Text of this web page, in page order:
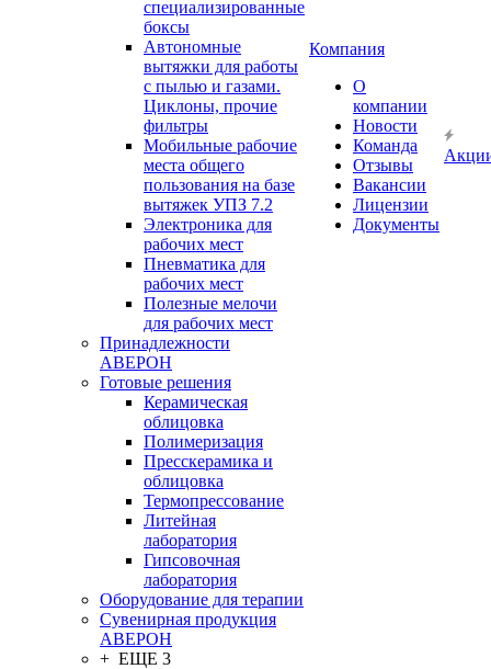
специализированные
боксы
Автономные
вытяжки для работы
с пылью и газами.
Циклоны, прочие
фильтры
Мобильные рабочие
места общего
пользования на базе
вытяжек УПЗ 7.2
Электроника для
рабочих мест
Пневматика для
рабочих мест
Полезные мелочи
для рабочих мест
Принадлежности
АВЕРОН
Готовые решения
Керамическая
облицовка
Полимеризация
Пресскерамика и
облицовка
Термопрессование
Литейная
лаборатория
Гипсовочная
лаборатория
Оборудование для терапии
Сувенирная продукция
АВЕРОН
+ ЕЩЕ 3
Компания
О
компании
Новости
Команда
Отзывы
Вакансии
Лицензии
Документы